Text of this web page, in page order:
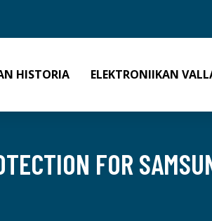
HISTORIA ELEKTRONIIKAN
FOR